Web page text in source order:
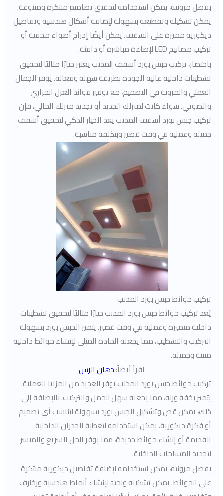
بفضل مرونته، يمكن استخدامه لتحقيق تصاميم مبتكرة ومتنوعة.
يمكن تشكيله وتقطيعه بسهولة لإضافة أشكال هندسية وتفاصيل
ديكورية مميزة على السقف. يمكن أيضًا إدراج أضواء مخفية أو
تركيب مصابيح LED لإضاءة مباشرة أو دافئة.
باختصار، تركيب جبس بورد أسقف المذنب يعتبر خيارًا مثاليًا لتحقيق
تشطيبات داخلية عالية الجودة بطريقة سهلة وفعالة. يوفر الجمال
العملي والمرونة في التصميم، مع توفير فوائد العزل الحراري
والصوتي. سواء كانت لمنزلك الجديد أو تجديد منزلك الحالي، فإن
تركيب جبس بورد أسقف المذنب يعد الخيار الذكي لتحقيق أسقف
جميلة وعملية في وقت قصير وبتكلفة مناسبة.
تركيب حوائط جبس بورد المذنب
يُعد تركيب حوائط جبس بورد المذنب خيارًا مثاليًا لتحقيق تشطيبات
داخلية متميزة وعملية في وقت قصير. يتميز الجبس بورد بسهولة
التركيب والتشطيب، مما يجعله المادة المثلى لإنشاء حوائط داخلية
متينة وجميلة.
اقرأ أيضاً:دهان الرس
تركيب حوائط جبس بورد المذنب يوفر العديد من المزايا العملية.
يتميز بخفة وزنه، مما يجعله سهل الحمل والتركيب. بالإضافة إلى
ذلك، يمكن قص وتشكيل الجبس بورد بسهولة لتناسب أي تصميم
أو فكرة ديكورية. يمكن استخدامه لتغطية الجدران الداخلية
القديمة أو إنشاء حوائط جديدة، مما يوفر الحل السريع والميسر
لتجديد المساحات الداخلية.
بفضل مرونته، يمكن استخدامه لإضافة تفاصيل ديكورية مبتكرة
على الحوائط. يمكن تشكيله ونحته لإنشاء أنماط هندسية وزخارف